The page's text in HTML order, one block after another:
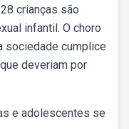
crianças são
infantil. O choro
sociedade cumplice
deveriam por
e adolescentes se